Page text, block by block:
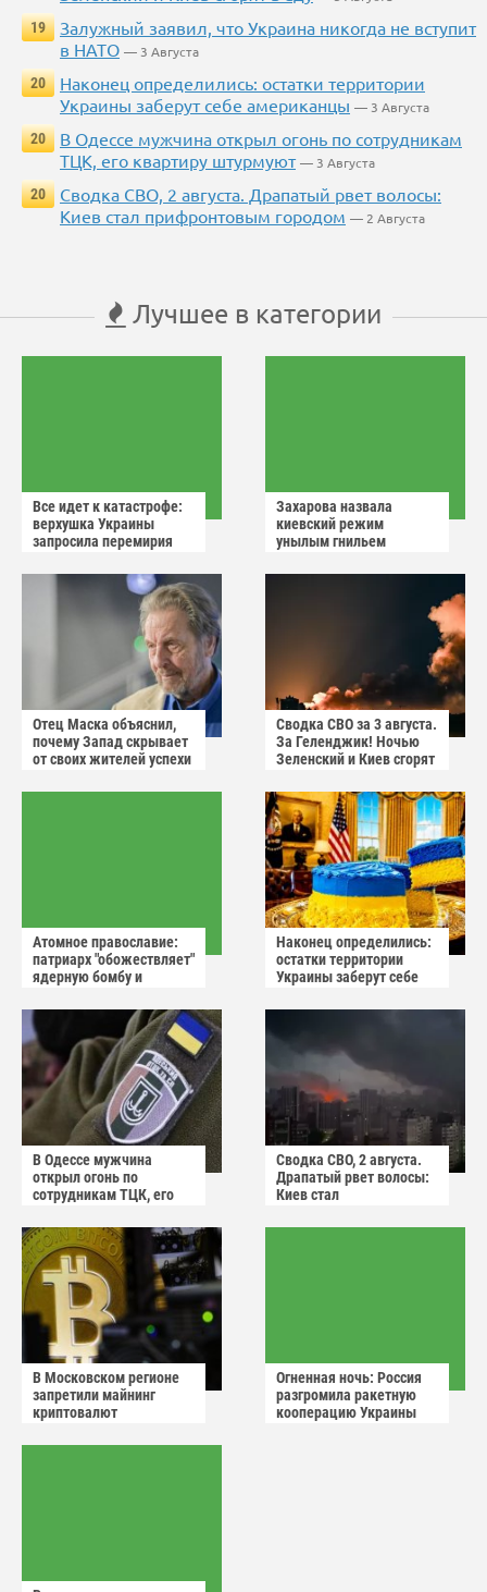
19
Залужный заявил, что Украина никогда не вступит
в НАТО — 3 Августа
20
Наконец определились: остатки территории
Украины заберут себе американцы — 3 Августа
20
В Одессе мужчина открыл огонь по сотрудникам
ТЦК, его квартиру штурмуют — 3 Августа
20
Сводка СВО, 2 августа. Драпатый рвет волосы:
Киев стал прифронтовым городом — 2 Августа
Лучшее в категории
Все идет к катастрофе:
верхушка Украины
запросила перемирия
Захарова назвала
киевский режим
унылым гнильем
Отец Маска объяснил,
почему Запад скрывает
от своих жителей успехи
Сводка СВО за 3 августа.
За Геленджик! Ночью
Зеленский и Киев сгорят
Атомное православие:
патриарх "обожествляет"
ядерную бомбу и
"апокалиптических
сценариев"
Наконец определились:
остатки территории
Украины заберут себе
В Одессе мужчина
открыл огонь по
сотрудникам ТЦК, его
Сводка СВО, 2 августа.
Драпатый рвет волосы:
Киев стал
В Московском регионе
запретили майнинг
криптовалют
Огненная ночь: Россия
разгромила ракетную
кооперацию Украины